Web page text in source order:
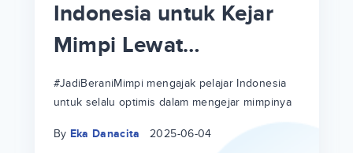
Indonesia untuk Kejar
Mimpi Lewat
#JadiBeraniMimpi
#JadiBeraniMimpi mengajak pelajar Indonesia
untuk selalu optimis dalam mengejar mimpinya
By Eka Danacita 2025-06-04